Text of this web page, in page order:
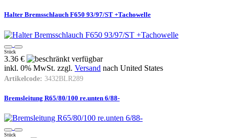
Halter Bremsschlauch F650 93/97/ST +Tachowelle
Stück
3.36 €
inkl. 0% MwSt. zzgl. Versand nach United States
Artikelcode: 3432BLR289
Bremsleitung R65/80/100 re.unten 6/88-
Stück